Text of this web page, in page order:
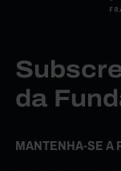
da
MANTENHA-SE A